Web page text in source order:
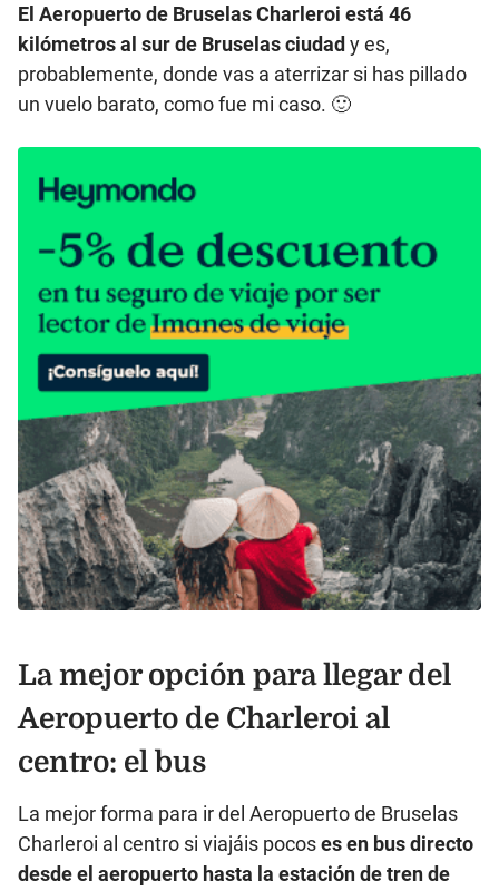
El Aeropuerto de Bruselas Charleroi está 46
kilómetros al sur de Bruselas ciudad y es,
probablemente, donde vas a aterrizar si has pillado
un vuelo barato, como fue mi caso. 🙂
La mejor opción para llegar del
Aeropuerto de Charleroi al
centro: el bus
La mejor forma para ir del Aeropuerto de Bruselas
Charleroi al centro si viajáis pocoses en bus directo
desde el aeropuerto hasta la estación de tren de